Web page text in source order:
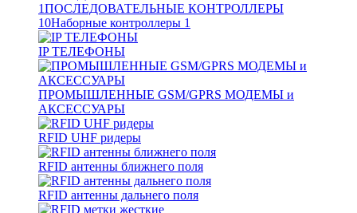
1ПОСЛЕДОВАТЕЛЬНЫЕ КОНТРОЛЛЕРЫ
10Наборные контроллеры 1
IP ТЕЛЕФОНЫ
ПРОМЫШЛЕННЫЕ GSM/GPRS МОДЕМЫ и
АКСЕССУАРЫ
RFID UHF ридеры
RFID антенны ближнего поля
RFID антенны дальнего поля